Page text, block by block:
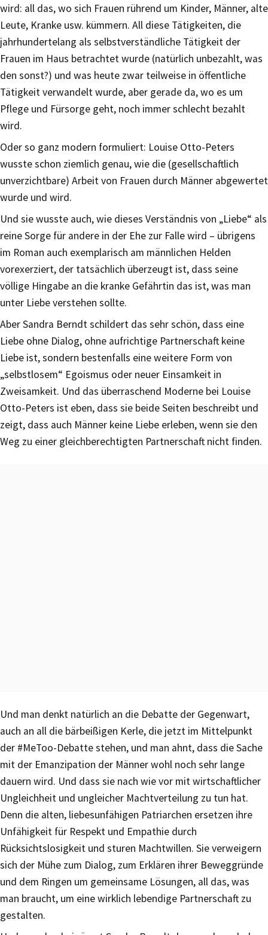
wird: all das, wo sich Frauen rührend um Kinder, Männer, alte
Leute, Kranke usw. kümmern. All diese Tätigkeiten, die
jahrhundertelang als selbstverständliche Tätigkeit der
Frauen im Haus betrachtet wurde (natürlich unbezahlt, was
den sonst?) und was heute zwar teilweise in öffentliche
Tätigkeit verwandelt wurde, aber gerade da, wo es um
Pflege und Fürsorge geht, noch immer schlecht bezahlt
wird.
Oder so ganz modern formuliert: Louise Otto-Peters
wusste schon ziemlich genau, wie die (gesellschaftlich
unverzichtbare) Arbeit von Frauen durch Männer abgewertet
wurde und wird.
Und sie wusste auch, wie dieses Verständnis von „Liebe“ als
reine Sorge für andere in der Ehe zur Falle wird – übrigens
im Roman auch exemplarisch am männlichen Helden
vorexerziert, der tatsächlich überzeugt ist, dass seine
völlige Hingabe an die kranke Gefährtin das ist, was man
unter Liebe verstehen sollte.
Aber Sandra Berndt schildert das sehr schön, dass eine
Liebe ohne Dialog, ohne aufrichtige Partnerschaft keine
Liebe ist, sondern bestenfalls eine weitere Form von
„selbstlosem“ Egoismus oder neuer Einsamkeit in
Zweisamkeit. Und das überraschend Moderne bei Louise
Otto-Peters ist eben, dass sie beide Seiten beschreibt und
zeigt, dass auch Männer keine Liebe erleben, wenn sie den
Weg zu einer gleichberechtigten Partnerschaft nicht finden.
Und man denkt natürlich an die Debatte der Gegenwart,
auch an all die bärbeißigen Kerle, die jetzt im Mittelpunkt
der #MeToo-Debatte stehen, und man ahnt, dass die Sache
mit der Emanzipation der Männer wohl noch sehr lange
dauern wird. Und dass sie nach wie vor mit wirtschaftlicher
Ungleichheit und ungleicher Machtverteilung zu tun hat.
Denn die alten, liebesunfähigen Patriarchen ersetzen ihre
Unfähigkeit für Respekt und Empathie durch
Rücksichtslosigkeit und sturen Machtwillen. Sie verweigern
sich der Mühe zum Dialog, zum Erklären ihrer Beweggründe
und dem Ringen um gemeinsame Lösungen, all das, was
man braucht, um eine wirklich lebendige Partnerschaft zu
gestalten.